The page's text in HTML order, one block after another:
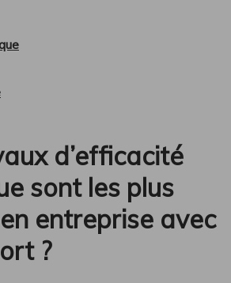
d’efficacité
sont les plus
entreprise avec
?